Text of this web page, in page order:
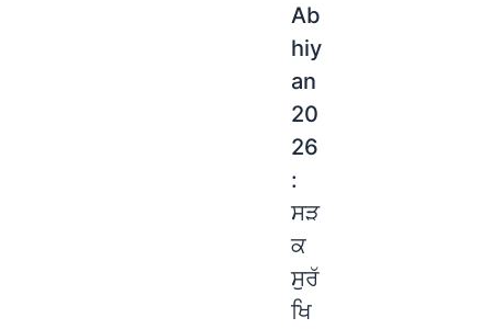
Ab
hiy
an
20
26
:
ਸੜ
ਕ
ਸੁਰੱ
ਖਿ